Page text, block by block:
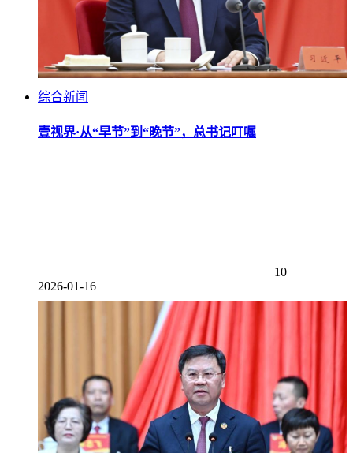
综合新闻
壹视界·从“早节”到“晚节”，总书记叮嘱
10
2026-01-16